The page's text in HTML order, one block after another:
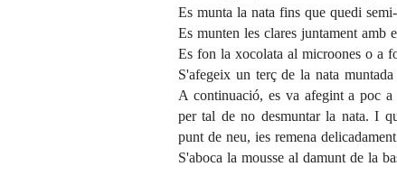
Es munta la nata fins que quedi
Es munten les clares juntament amb
Es fon la xocolata al microones o a
S'afegeix un terç de la nata
A continuació, es va afegint a poc
per tal de no desmuntar la nata. I
punt de neu, ies remena
S'aboca la mousse al damunt de la